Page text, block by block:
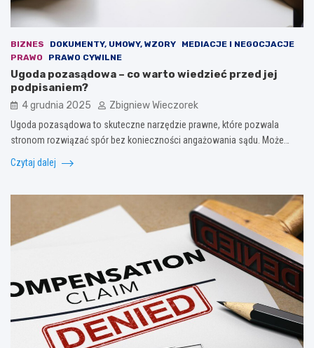
BIZNES DOKUMENTY, UMOWY, WZORY
MEDIACJE I NEGOCJACJE
PRAWO
PRAWO CYWILNE
Ugoda pozasądowa – co warto wiedzieć przed jej
podpisaniem?
4 grudnia 2025 Zbigniew Wieczorek
Ugoda pozasądowa to skuteczne narzędzie prawne, które pozwala
stronom rozwiązać spór bez konieczności angażowania sądu. Może…
Czytaj dalej